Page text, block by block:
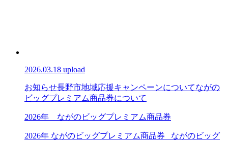
2026.03.18 upload
お知らせ長野市地域応援キャンペーンについてながの
ビッグプレミアム商品券について
2026年 ながのビッグプレミアム商品券
2026年 ながのビッグプレミアム商品券 ながのビッグ